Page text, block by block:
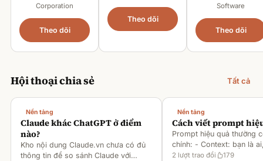
Corporation
Theo dõi
Theo dõi
Software
Theo dõi
Hội thoại chia sẻ Tất cả
Nền tảng
Claude khác ChatGPT ở điểm
nào?
Kho nội dung Claude.vn chưa có đủ
thông tin để so sánh Claude với
Nền tảng
Cách viết prompt
Prompt hiệu quả thường
chính: - Context: bạn là
gì [1][2][6] - Task: muốn
2 lượt trao đổi 179